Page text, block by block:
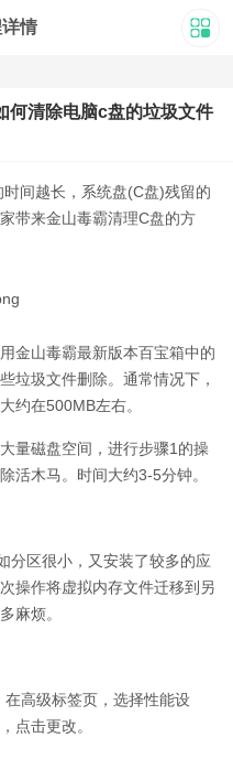
情
何清除电脑c盘的垃圾文件
间越长，系统盘(C盘)残留的
带来金山毒霸清理C盘的方
山毒霸最新版本百宝箱中的
垃圾文件删除。通常情况下，
约在500MB左右。
磁盘空间，进行步骤1的操
活木马。时间大约3-5分钟。
区很小，又安装了较多的应
操作将虚拟内存文件迁移到另
麻烦。
高级标签页，选择性能设
点击更改。